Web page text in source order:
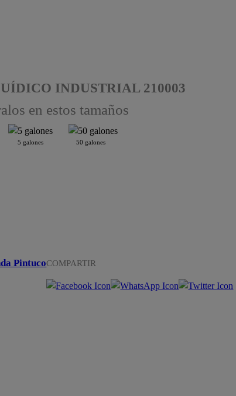
INDUSTRIAL 210003
en estos tamaños
5 galones 50 galones
PintucoCOMPARTIR